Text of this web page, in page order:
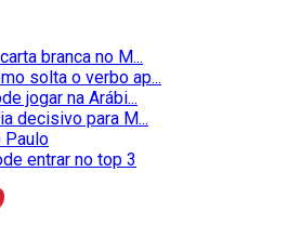
branca no M...
solta o verbo ap...
jogar na Arábi...
decisivo para M...
Paulo
entrar no top 3